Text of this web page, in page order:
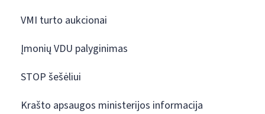
VMI turto aukcionai
Įmonių VDU palyginimas
STOP šešėliui
Krašto apsaugos ministerijos informacija